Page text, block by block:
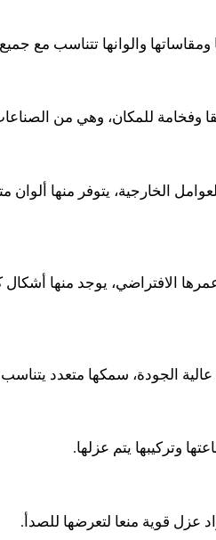
والوانها تتناسب مع
للمكان، وهي من الصناعات
الخارجية، يتوفر منها
الافتراضي، يوجد منها أشكال
الجودة، سمكها متعدد
وتركيبها يتم عزلها.
عزل قوية منعا لتعرضها للصدأ.